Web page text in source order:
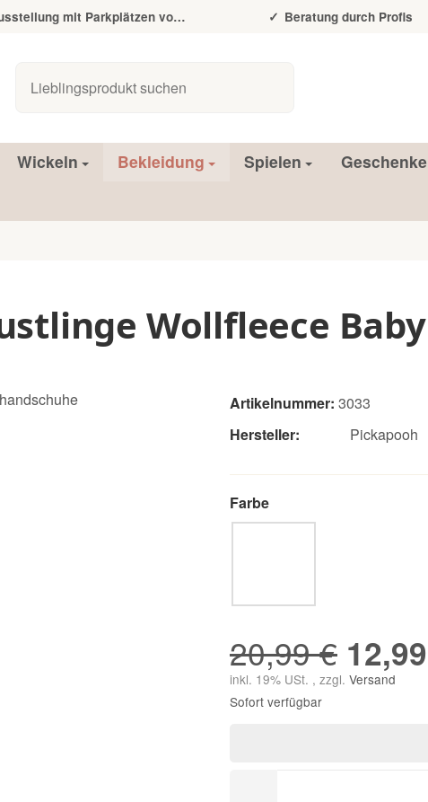
mit Parkplätzen vor der Tür Beratung durch Profis
Wickeln Bekleidung Spielen Geschenke
Wollfleece
Artikelnummer: 3033
Hersteller:
Pickapooh
Farbe
rosa
20,99 €
inkl. 19% USt. , zzgl. Versand
Sofort verfügbar